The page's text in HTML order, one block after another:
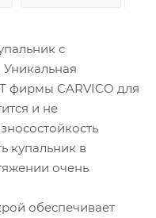
с
фирмы CARVICO для
и не
купальник в
очень
обеспечивает